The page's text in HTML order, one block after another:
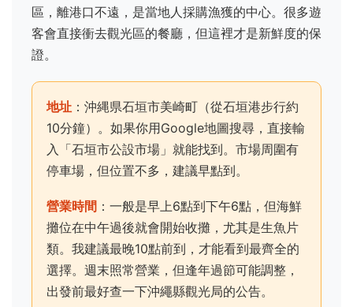
區，離港口不遠，是當地人採購漁獲的中心。很多遊
客會直接衝去觀光區的餐廳，但這裡才是新鮮度的保
證。
地址 ：沖縄県石垣市美崎町（從石垣港步行約
10分鐘）。如果你用Google地圖搜尋，直接輸
入「石垣市公設市場」就能找到。市場周圍有
停車場，但位置不多，建議早點到。
營業時間 ：一般是早上6點到下午6點，但海鮮
攤位在中午過後就會開始收攤，尤其是生魚片
類。我建議最晚10點前到，才能看到最齊全的
選擇。週末照常營業，但逢年過節可能調整，
出發前最好查一下沖繩縣觀光局的公告。